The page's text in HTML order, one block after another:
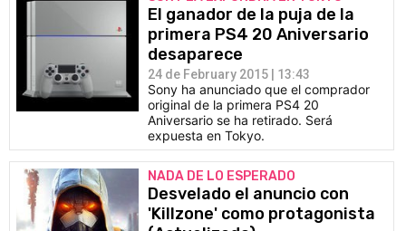
El ganador de la puja de la
primera PS4 20 Aniversario
desaparece
24 de February 2015 | 13:43
Sony ha anunciado que el comprador
original de la primera PS4 20
Aniversario se ha retirado. Será
expuesta en Tokyo.
NADA DE LO ESPERADO
Desvelado el anuncio con
'Killzone' como protagonista